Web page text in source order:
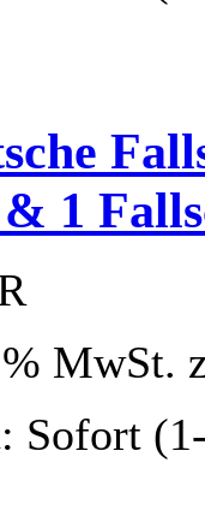
1
MwSt.
Sofort